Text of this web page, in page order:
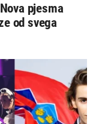
pjesma
od svega